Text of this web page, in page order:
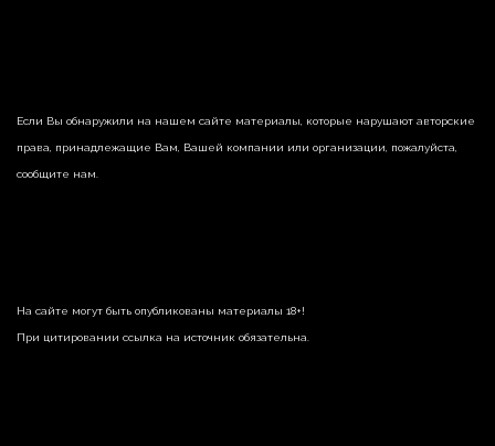
Если Вы обнаружили на нашем сайте материалы, которые нарушают авторские
права, принадлежащие Вам, Вашей компании или организации, пожалуйста,
сообщите нам.
На сайте могут быть опубликованы материалы 18+!
При цитировании ссылка на источник обязательна.